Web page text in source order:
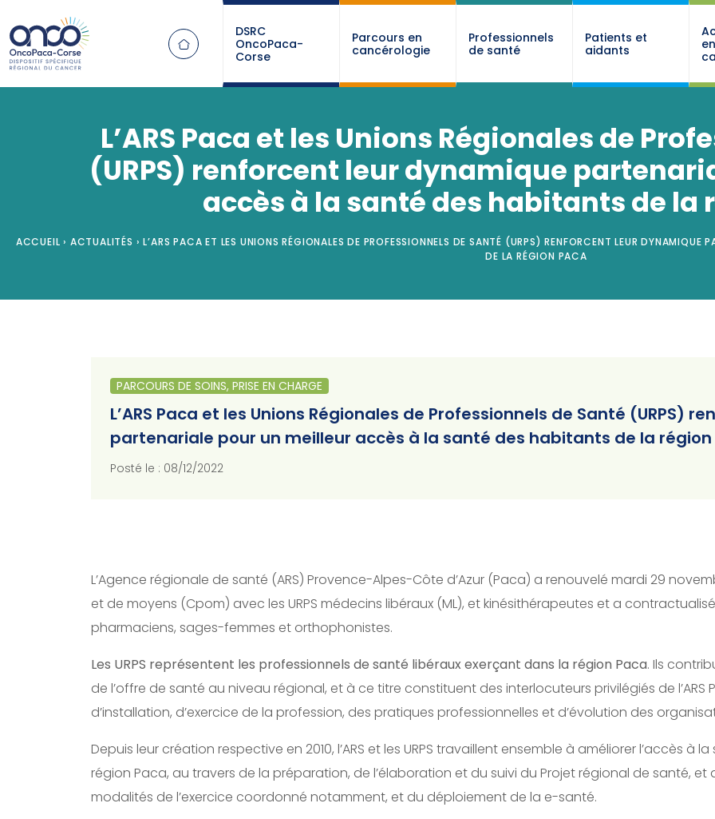
DSRC
OncoPaca-
Corse
Parcours en
cancérologie
Professionnels
de santé
Patients et
aidants
en
L’ARS Paca et les Unions Régionales de
(URPS) renforcent leur dynamique
accès à la santé des habitants de la
ACCUEIL › ACTUALITÉS › L’ARS PACA ET LES UNIONS RÉGIONALES DE PROFESSIONNELS DE SANTÉ (URPS) RENFORCENT LEUR DYNAMIQUE
DE LA RÉGION PACA
PARCOURS DE SOINS, PRISE EN CHARGE
L’ARS Paca et les Unions Régionales de Professionnels de Santé (URPS)
partenariale pour un meilleur accès à la santé des habitants de la région
Posté le : 08/12/2022
L’Agence régionale de santé (ARS) Provence-Alpes-Côte d’Azur (Paca) a renouvelé mardi 29
et de moyens (Cpom) avec les URPS médecins libéraux (ML), et kinésithérapeutes et a
pharmaciens, sages-femmes et orthophonistes.
Les URPS représentent les professionnels de santé libéraux exerçant dans la région Paca. Ils
de l’offre de santé au niveau régional, et à ce titre constituent des interlocuteurs privilégiés de
d’installation, d’exercice de la profession, des pratiques professionnelles et d’évolution des
Depuis leur création respective en 2010, l’ARS et les URPS travaillent ensemble à améliorer l’accès à
région Paca, au travers de la préparation, de l’élaboration et du suivi du Projet régional de santé,
modalités de l’exercice coordonné notamment, et du déploiement de la e-santé.